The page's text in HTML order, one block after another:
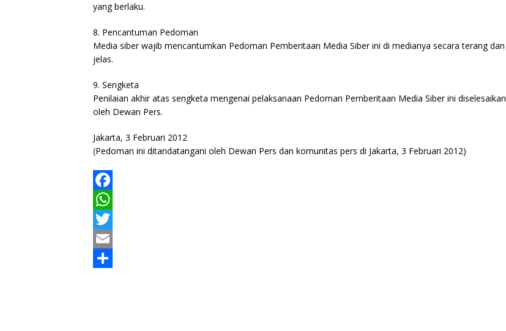
yang berlaku.
8. Pencantuman Pedoman
Media siber wajib mencantumkan Pedoman Pemberitaan Media Siber ini di medianya secara terang dan
jelas.
9. Sengketa
Penilaian akhir atas sengketa mengenai pelaksanaan Pedoman Pemberitaan Media Siber ini diselesaikan
oleh Dewan Pers.
Jakarta, 3 Februari 2012
(Pedoman ini ditandatangani oleh Dewan Pers dan komunitas pers di Jakarta, 3 Februari 2012)
F
a
c
e
W
h
a
T
w
E